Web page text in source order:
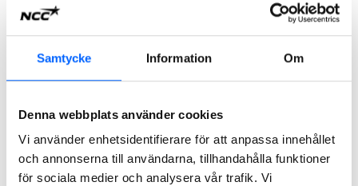
Samtycke Information Om
Denna webbplats använder cookies
Vi använder enhetsidentifierare för att anpassa innehållet
och annonserna till användarna, tillhandahålla funktioner
för sociala medier och analysera vår trafik. Vi
Beställa produkter och
tjänster
Hämta produkter och
lämna material